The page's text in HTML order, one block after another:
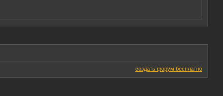
создать форум бесплатно